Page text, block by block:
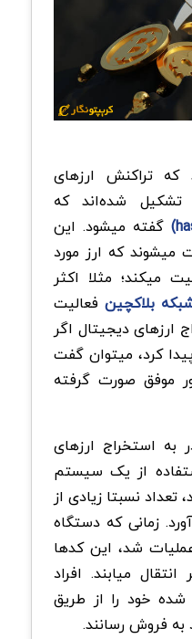
که تراکنش ارزهای
تشکیل شده‌اند که
گفته میشود. این
میشوند که ارز مورد
میکند؛ مثلا اکثر
بلاکچین فعالیت
ارزهای دیجیتال اگر
کرد، میتوان گفت
موفق صورت گرفته
به استخراج ارزهای
از یک سیستم
تعداد نسبتا زیادی از
زمانی که دستگاه
شد، این کدها
میابند. افراد
شده خود را از طریق
به فروش رسانند.